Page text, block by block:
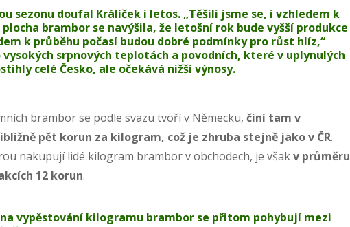
sezonu doufal Králíček i letos. „Těšili jsme se, i vzhledem k
brambor se navýšila, že letošní rok bude vyšší produkce
k průběhu počasí budou dobré podmínky pro růst hlíz,“
vysokých srpnových teplotách a povodních, které v uplynulých
celé Česko, ale očekává nižší výnosy.
brambor se podle svazu tvoří v Německu,činí tam v
pět korun za kilogram, což je zhruba stejně jako v ČR.
nakupují lidé kilogram brambor v obchodech, je všakv průměru
12 korun.
vypěstování kilogramu brambor se přitom pohybují mezi